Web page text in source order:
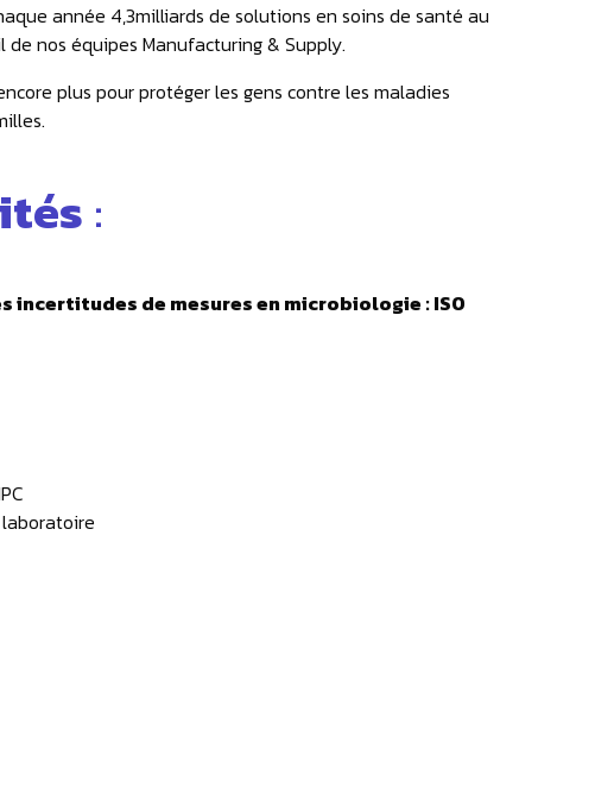
année 4,3milliards de solutions en soins de santé au
nos équipes Manufacturing & Supply.
plus pour protéger les gens contre les maladies
:
de mesures en microbiologie : ISO